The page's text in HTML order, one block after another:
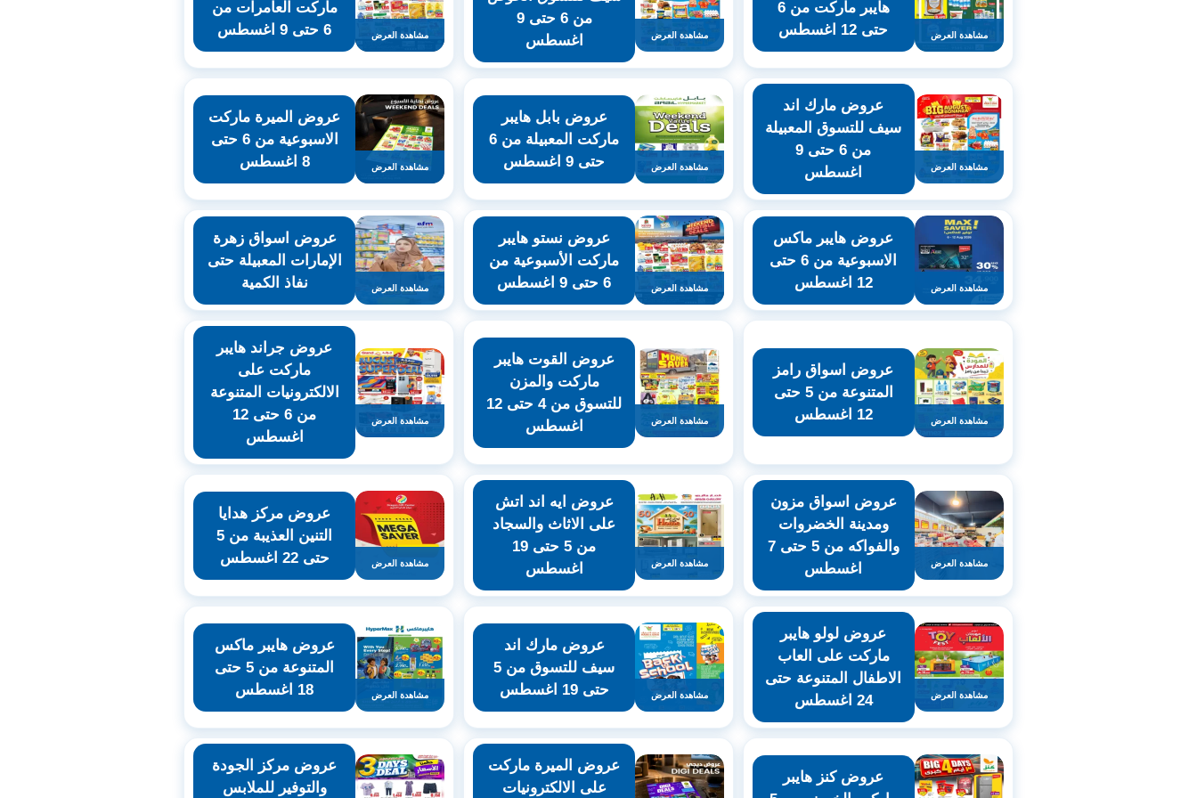
مشاهدة العرض
هايبر ماركت من 6
حتى 12 اغسطس
مشاهدة العرض
من 6 حتى 9
اغسطس
مشاهدة العرض
ماركت العامرات من
6 حتى 9 اغسطس
مشاهدة العرض
عروض مارك اند
سيف للتسوق المعبيلة
من 6 حتى 9
اغسطس
مشاهدة العرض
عروض بابل هايبر
ماركت المعبيلة من 6
حتى 9 اغسطس
مشاهدة العرض
عروض الميرة ماركت
الاسبوعية من 6 حتى
8 اغسطس
مشاهدة العرض
عروض هايبر ماكس
الاسبوعية من 6 حتى
12 اغسطس
مشاهدة العرض
عروض نستو هايبر
ماركت الأسبوعية من
6 حتى 9 اغسطس
مشاهدة العرض
عروض اسواق زهرة
الإمارات المعبيلة حتى
نفاذ الكمية
مشاهدة العرض
عروض اسواق رامز
المتنوعة من 5 حتى
12 اغسطس
مشاهدة العرض
عروض القوت هايبر
ماركت والمزن
للتسوق من 4 حتى 12
اغسطس
مشاهدة العرض
عروض جراند هايبر
ماركت على
الالكترونيات المتنوعة
من 6 حتى 12
اغسطس
مشاهدة العرض
عروض اسواق مزون
ومدينة الخضروات
والفواكه من 5 حتى 7
اغسطس
مشاهدة العرض
عروض ايه اند اتش
على الاثاث والسجاد
من 5 حتى 19
اغسطس
مشاهدة العرض
عروض مركز هدايا
التنين العذيبة من 5
حتى 22 اغسطس
مشاهدة العرض
عروض لولو هايبر
ماركت على العاب
الاطفال المتنوعة حتى
24 اغسطس
مشاهدة العرض
عروض مارك اند
سيف للتسوق من 5
حتى 19 اغسطس
مشاهدة العرض
عروض هايبر ماكس
المتنوعة من 5 حتى
18 اغسطس
عروض كنز هايبر
عروض الميرة ماركت
على الالكترونيات
عروض مركز الجودة
والتوفير للملابس